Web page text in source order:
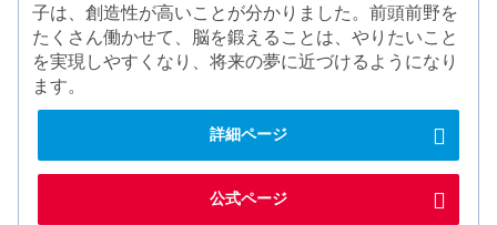
子は、創造性が高いことが分かりました。前頭前野を
たくさん働かせて、脳を鍛えることは、やりたいこと
を実現しやすくなり、将来の夢に近づけるようになり
ます。
詳細ページ
公式ページ